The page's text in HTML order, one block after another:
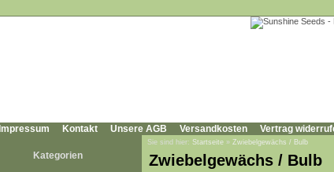
Impressum Kontakt Unsere AGB Versandkosten Vertrag
Kategorien
Sie sind hier: Startseite » Zwiebelgewächs / Bulb
Zwiebelgewächs / Bulb